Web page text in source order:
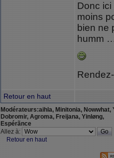
Donc ici
moins
bien ne
humm
Retour en haut
Modérateurs:aihla, Minitonia, Nowwhat,
Dobromir, Agroma, Freijana, Yinløng,
Espérãnce
Allez à:
Retour en haut